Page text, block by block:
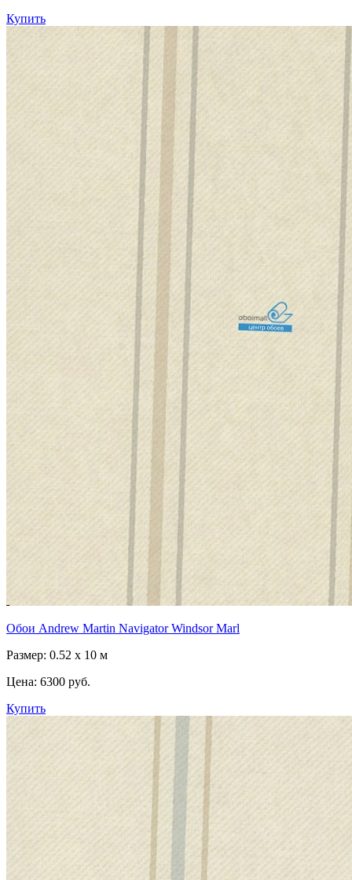
Купить
Обои Andrew Martin Navigator Windsor Marl
Размер: 0.52 x 10 м
Цена: 6300 руб.
Купить